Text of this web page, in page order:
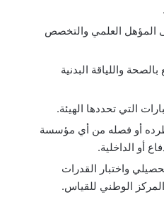
المؤهل العلمي والتخصص
واللياقة البدنية
التي تحددها الهيئة.
أو فصله من أي مؤسسة
أو الداخلية.
واختبار القدرات
الوطني للقياس.